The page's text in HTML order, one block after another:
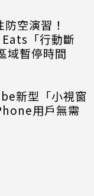
空演習！
「行動斷
域暫停時間
新型「小視窗
用戶無需